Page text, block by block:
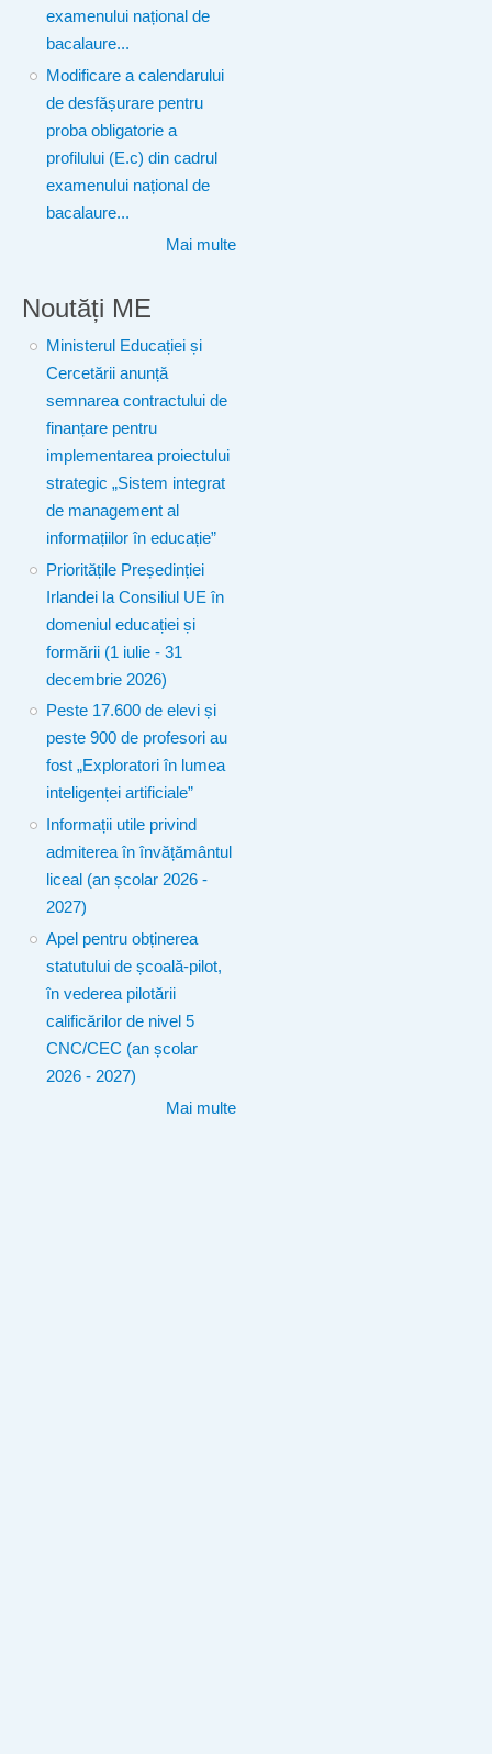
examenului național de
bacalaure...
Modificare a calendarului
de desfășurare pentru
proba obligatorie a
profilului (E.c) din cadrul
examenului național de
bacalaure...
Mai multe
Noutăți ME
Ministerul Educației și
Cercetării anunță
semnarea contractului de
finanțare pentru
implementarea proiectului
strategic „Sistem integrat
de management al
informațiilor în educație”
Prioritățile Președinției
Irlandei la Consiliul UE în
domeniul educației și
formării (1 iulie - 31
decembrie 2026)
Peste 17.600 de elevi și
peste 900 de profesori au
fost „Exploratori în lumea
inteligenței artificiale”
Informații utile privind
admiterea în învățământul
liceal (an școlar 2026 -
2027)
Apel pentru obținerea
statutului de școală-pilot,
în vederea pilotării
calificărilor de nivel 5
CNC/CEC (an școlar
2026 - 2027)
Mai multe